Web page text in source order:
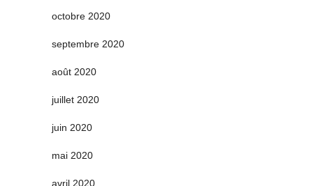
octobre 2020
septembre 2020
août 2020
juillet 2020
juin 2020
mai 2020
avril 2020